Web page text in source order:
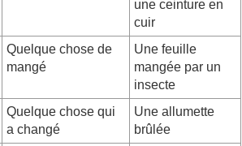
une ceinture en
cuir
Quelque chose de
mangé
Une feuille
mangée par un
insecte
Quelque chose qui
a changé
Une allumette
brûlée